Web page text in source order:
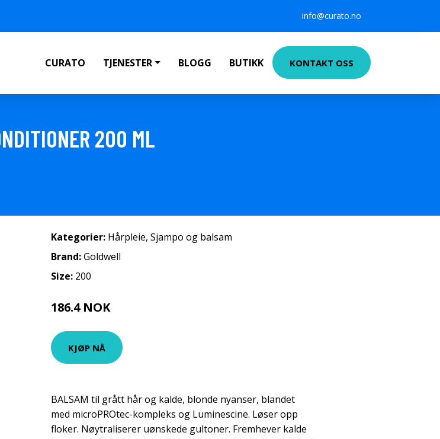
info@curato.no
CURATO TJENESTER BLOGG BUTIKK KONTAKT OSS
200 ML
Kategorier: Hårpleie, Sjampo og balsam
Brand:Goldwell
Size: 200
186.4 NOK
KJØP NÅ
BALSAM til grått hår og kalde, blonde nyanser, blandet
med microPROtec-kompleks og Luminescine. Løser opp
floker. Nøytraliserer uønskede gultoner. Fremhever kalde